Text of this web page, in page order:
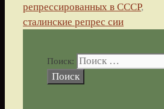
репрессированных в СССР,
сталинские репрес сии
Поиск: